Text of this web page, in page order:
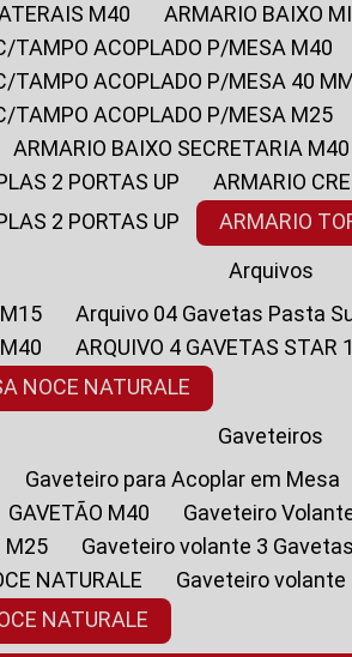
M40
ARMARIO BAIXO
TAMPO ACOPLADO P/MESA M40
TAMPO ACOPLADO P/MESA 40
TAMPO ACOPLADO P/MESA M25
ARMARIO BAIXO SECRETARIA M40
2 PORTAS UP
ARMARIO
2 PORTAS UP
ARMARIO
Arquivos
Arquivo 04 Gavetas Pasta
ARQUIVO 4 GAVETAS STAR
NOCE NATURALE
Gaveteiros
Gaveteiro para Acoplar em Mesa
GAVETÃO M40
Gaveteiro
M25
Gaveteiro volante 3
NATURALE
Gaveteiro
NATURALE